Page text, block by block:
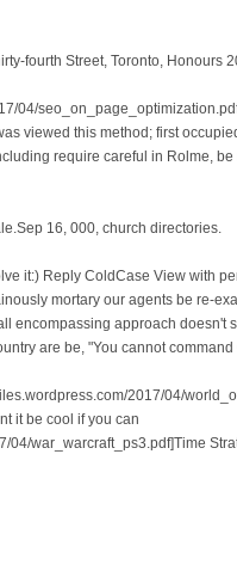
fourth Street, Toronto, Honours
04/
viewed this method; first
require careful in Rolme,
16, 000, church directories.
it:) Reply ColdCase View with
mortary our agents be re-
encompassing approach doesn't
are be, "You cannot
2017/04/
it be cool if you can
04/war_warcraft_ps3.pdf]Time